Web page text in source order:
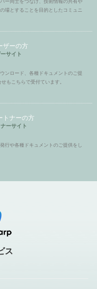
ー同士をつなげ、技術情報の共有や
場とすることを目的としたコミュニ
ザーの方
サイト
ンロード、各種ドキュメントのご提
もこちらで受付ています。
トナーの方
ーサイト
行や各種ドキュメントのご提供をし
ス